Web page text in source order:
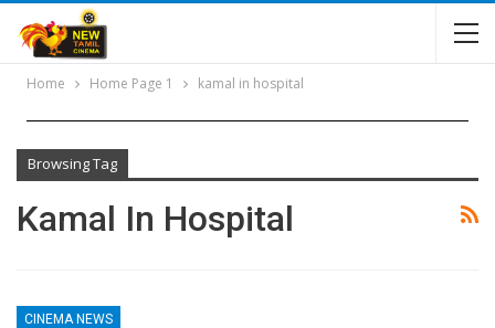
Home Home Page 1 kamal in hospital
Browsing Tag
Kamal In Hospital
CINEMA NEWS